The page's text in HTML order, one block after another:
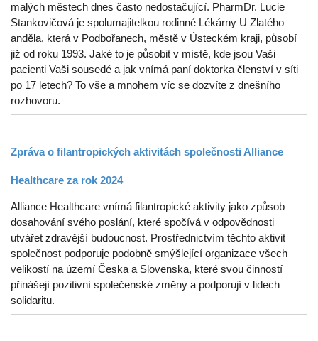
malých městech dnes často nedostačující. PharmDr. Lucie
Stankovičová je spolumajitelkou rodinné Lékárny U Zlatého
anděla, která v Podbořanech, městě v Ústeckém kraji, působí
již od roku 1993. Jaké to je působit v místě, kde jsou Vaši
pacienti Vaši sousedé a jak vnímá paní doktorka členství v síti
po 17 letech? To vše a mnohem víc se dozvíte z dnešního
rozhovoru.
Zpráva o filantropických aktivitách společnosti Alliance
Healthcare za rok 2024
Alliance Healthcare vnímá filantropické aktivity jako způsob
dosahování svého poslání, které spočívá v odpovědnosti
utvářet zdravější budoucnost. Prostřednictvím těchto aktivit
společnost podporuje podobně smýšlející organizace všech
velikostí na území Česka a Slovenska, které svou činností
přinášejí pozitivní společenské změny a podporují v lidech
solidaritu.